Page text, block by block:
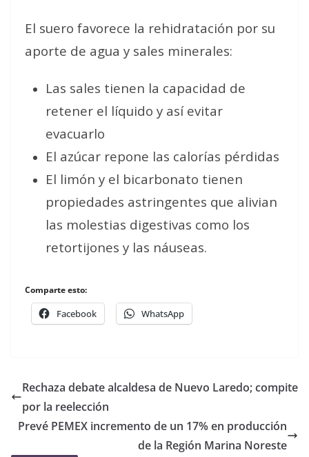
El suero favorece la rehidratación por su
aporte de agua y sales minerales:
Las sales tienen la capacidad de
retener el líquido y así evitar
evacuarlo
El azúcar repone las calorías pérdidas
El limón y el bicarbonato tienen
propiedades astringentes que alivian
las molestias digestivas como los
retortijones y las náuseas.
Comparte esto:
Facebook WhatsApp
Rechaza debate alcaldesa de Nuevo Laredo; compite
por la reelección
Prevé PEMEX incremento de un 17% en producción
de la Región Marina Noreste